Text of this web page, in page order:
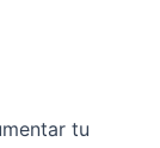
tu